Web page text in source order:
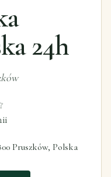
24h
Pruszków, Polska